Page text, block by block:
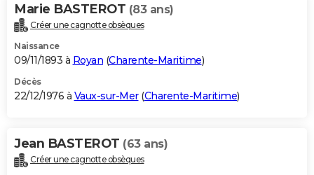
Marie BASTEROT (83 ans)
Créer une cagnotte obsèques
Naissance
09/11/1893 à Royan (Charente-Maritime)
Décès
22/12/1976 à Vaux-sur-Mer(Charente-Maritime)
Jean BASTEROT (63 ans)
Créer une cagnotte obsèques